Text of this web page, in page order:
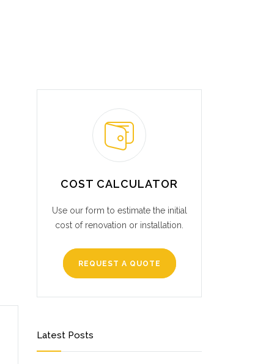
COST CALCULATOR
Use our form to estimate the initial
cost of renovation or installation.
REQUEST A QUOTE
Latest Posts